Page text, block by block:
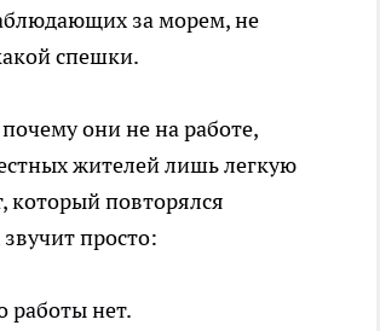
за морем, не
спешки.
они не на работе,
жителей лишь легкую
который повторялся
просто:
работы нет.